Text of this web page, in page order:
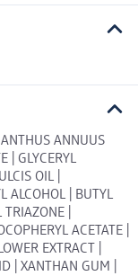
ANNUUS
| GLYCERYL
OIL |
ALCOHOL | BUTYL
|
ACETATE |
EXTRACT |
| XANTHAN GUM |